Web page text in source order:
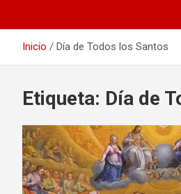
Inicio Día de Todos los Santos
Etiqueta: Día de